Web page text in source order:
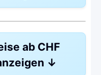
CHF 327.95
ab CHF
↓